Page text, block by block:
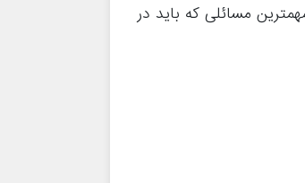
مسائلی که باید در